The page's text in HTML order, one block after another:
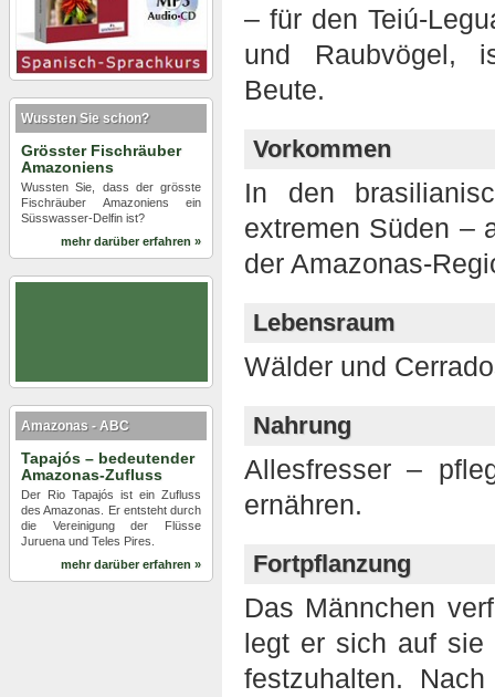
– für den Teiú-
und Raubvögel,
Beute.
Vorkommen
In den
extremen Süden –
der Amazonas-
Lebensraum
Wälder und
Nahrung
Allesfresser –
ernähren.
Fortpflanzung
Das Männchen
legt er sich auf
festzuhalten.
Wussten Sie schon?
Grösster Fischräuber
Amazoniens
Wussten Sie, dass der grösste
Fischräuber Amazoniens ein
Süsswasser-Delfin ist?
mehr darüber erfahren »
Amazonas - ABC
Tapajós – bedeutender
Amazonas-Zufluss
Der Rio Tapajós ist ein Zufluss
des Amazonas. Er entsteht durch
die Vereinigung der Flüsse
Juruena und Teles Pires.
mehr darüber erfahren »